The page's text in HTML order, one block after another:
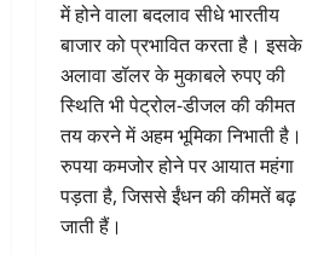
में होने वाला बदलाव सीधे भारतीय
बाजार को प्रभावित करता है। इसके
अलावा डॉलर के मुकाबले रुपए की
स्थिति भी पेट्रोल-डीजल की कीमत
तय करने में अहम भूमिका निभाती है।
रुपया कमजोर होने पर आयात महंगा
पड़ता है, जिससे ईंधन की कीमतें बढ़
जाती हैं।